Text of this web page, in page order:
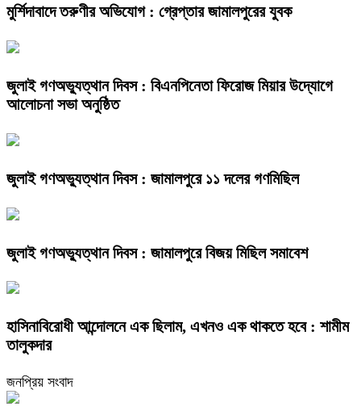
মুর্শিদাবাদে তরুণীর অভিযোগ : গ্রেপ্তার জামালপুরের যুবক
জুলাই গণঅভ্যুত্থান দিবস : বিএনপিনেতা ফিরোজ মিয়ার উদ্যোগে
আলোচনা সভা অনুষ্ঠিত
জুলাই গণঅভ্যুত্থান দিবস : জামালপুরে ১১ দলের গণমিছিল
জুলাই গণঅভ্যুত্থান দিবস : জামালপুরে বিজয় মিছিল সমাবেশ
হাসিনাবিরোধী আন্দোলনে এক ছিলাম, এখনও এক থাকতে হবে : শামীম
তালুকদার
জনপ্রিয় সংবাদ